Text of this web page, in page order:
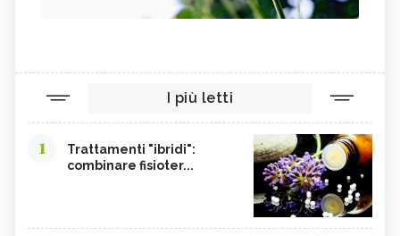
I più letti
1
Trattamenti "ibridi":
combinare fisioter...